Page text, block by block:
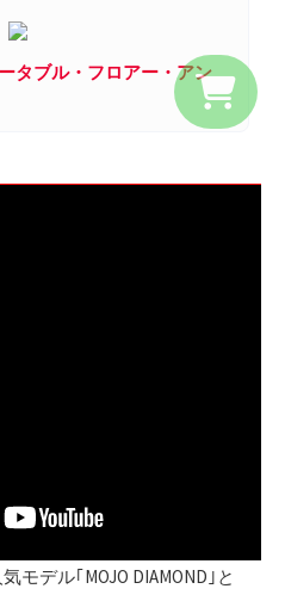
タブル・フロアー・アン
モデル｢MOJO DIAMOND｣と